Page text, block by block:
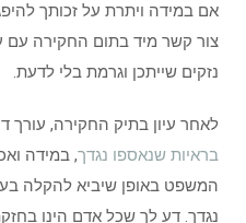
אם במידה ויתרת על זכותך
צור קשר מיד בתום החקירה עם
נזקים שייתכן וגרמת בלי לדעת.
לאחר עיון בתיק החקירה, עורך
בראיות שנאספו נגדך, במידה
המשפט באופן שיביא להקלה
נגדך. דע לך שכל אדם הינו